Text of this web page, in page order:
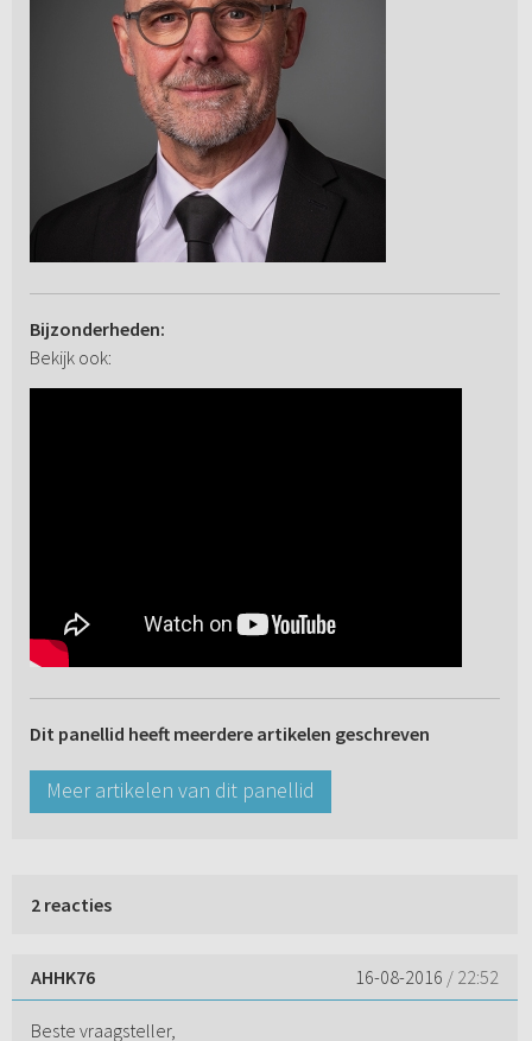
Bijzonderheden:
Bekijk ook:
Dit panellid heeft meerdere artikelen geschreven
Meer artikelen van dit panellid
2 reacties
AHHK76 16-08-2016 / 22:52
Beste vraagsteller,